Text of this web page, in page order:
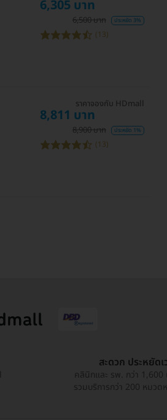
6,305 บาท
6,500 บาท ประหยัด 3%
(13)
ราคาจองกับ HDmall
8,811 บาท
8,900 บาท ประหยัด 1%
(13)
สะดวก ประหยัดเ
คลินิกและ รพ. กว่า 1,600
รวมบริการกว่า 200 หมวด